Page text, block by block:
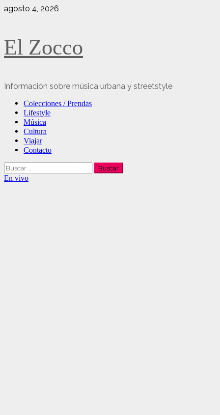
Saltar
agosto 4, 2026
El Zocco
Información sobre música urbana y streetstyle
Menú
principal
Colecciones / Prendas
Lifestyle
Música
Cultura
Viajar
Contacto
Buscar:
En vivo